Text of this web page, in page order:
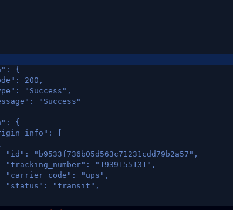
{
200,
"Success",
"Success"
{
[
"id": "b9533f736b05d563c71231cdd79b2a57",
"tracking_number": "1939155131",
"carrier_code": "ups",
"status": "transit",